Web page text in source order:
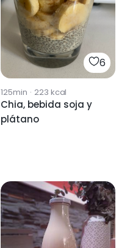
6
125min · 223 kcal
Chia, bebida soja y
plátano